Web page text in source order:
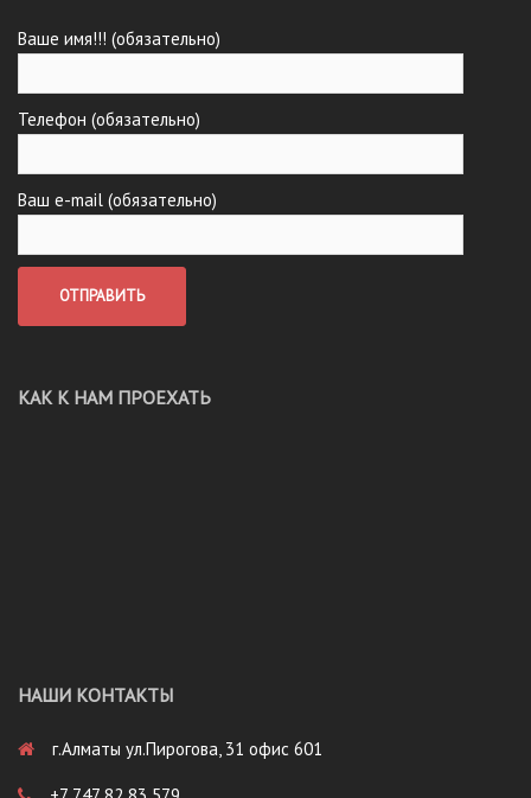
Ваше имя!!! (обязательно)
Телефон (обязательно)
Ваш e-mail (обязательно)
КАК К НАМ ПРОЕХАТЬ
НАШИ КОНТАКТЫ
г.Алматы ул.Пирогова, 31 офис 601